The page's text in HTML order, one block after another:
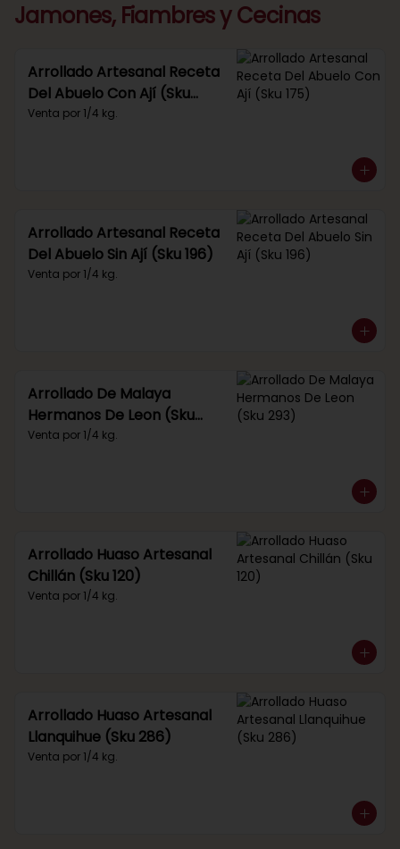
Jamones, Fiambres y Cecinas
Arrollado Artesanal Receta
Del Abuelo Con Ají (Sku
175)
Venta por 1/4 kg.
Arrollado Artesanal Receta
Del Abuelo Sin Ají (Sku 196)
Venta por 1/4 kg.
Arrollado De Malaya
Hermanos De Leon (Sku
293)
Venta por 1/4 kg.
Arrollado Huaso Artesanal
Chillán (Sku 120)
Venta por 1/4 kg.
Arrollado Huaso Artesanal
Llanquihue (Sku 286)
Venta por 1/4 kg.